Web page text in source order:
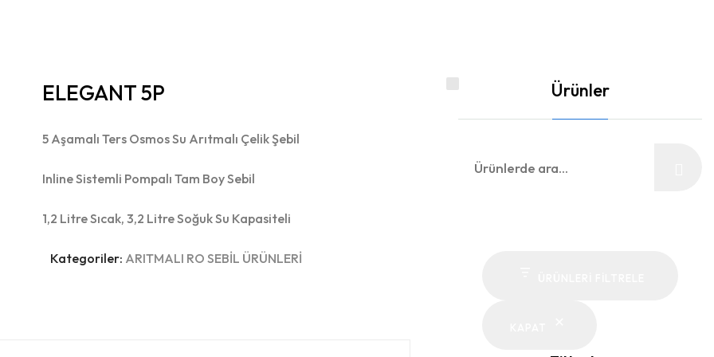
ELEGANT 5P
5 Aşamalı Ters Osmos Su Arıtmalı Çelik Şebil
Inline Sistemli Pompalı Tam Boy Sebil
1,2 Litre Sıcak, 3,2 Litre Soğuk Su Kapasiteli
Kategoriler: ARITMALI RO SEBİL ÜRÜNLERİ
Ürünler